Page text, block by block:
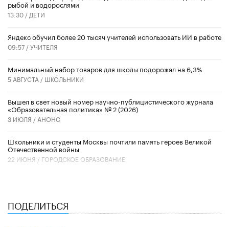
рыбой и водорослями
13:30 / ДЕТИ
​Яндекс обучил более 20 тысяч учителей использовать ИИ в работе
09:57 /УЧИТЕЛЯ
Минимальный набор товаров для школы подорожал на 6,3%
5 АВГУСТА / ШКОЛЬНИКИ
Вышел в свет новый номер научно-публицистического журнала
«Образовательная политика» № 2 (2026)
3 ИЮЛЯ / АНОНС
Школьники и студенты Москвы почтили память героев Великой
Отечественной войны
22 ИЮНЯ / ГОРОДСКОЕ ОБРАЗОВАНИЕ
ПОДЕЛИТЬСЯ